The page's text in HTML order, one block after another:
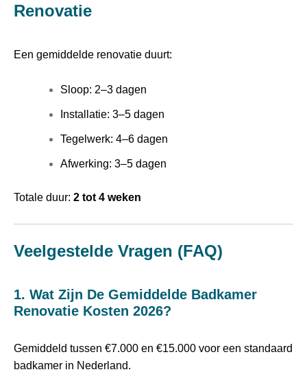
Renovatie
Een gemiddelde renovatie duurt:
Sloop: 2–3 dagen
Installatie: 3–5 dagen
Tegelwerk: 4–6 dagen
Afwerking: 3–5 dagen
Totale duur: 2 tot 4 weken
Veelgestelde Vragen (FAQ)
1. Wat Zijn De Gemiddelde Badkamer
Renovatie Kosten 2026?
Gemiddeld tussen €7.000 en €15.000 voor een standaard
badkamer in Nederland.